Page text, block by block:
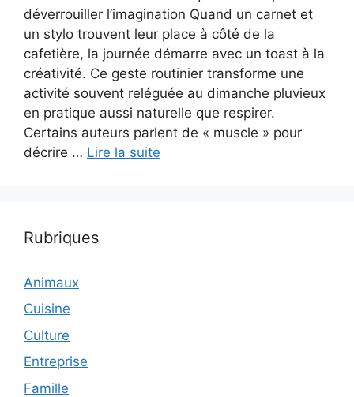
déverrouiller l’imagination Quand un carnet et
un stylo trouvent leur place à côté de la
cafetière, la journée démarre avec un toast à la
créativité. Ce geste routinier transforme une
activité souvent reléguée au dimanche pluvieux
en pratique aussi naturelle que respirer.
Certains auteurs parlent de « muscle » pour
décrire … Lire la suite
Rubriques
Animaux
Cuisine
Culture
Entreprise
Famille